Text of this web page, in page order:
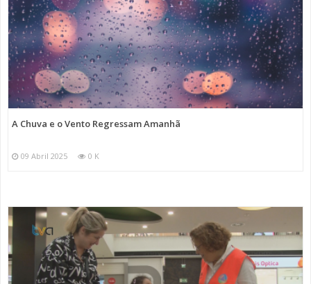
A Chuva e o Vento Regressam Amanhã
09 Abril 2025 0 K